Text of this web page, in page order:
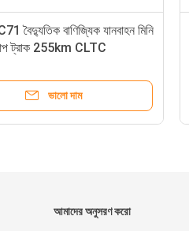
বৈদ্যুতিক বাণিজ্যিক যানবাহন মিনি
ট্রাক 255km CLTC
ভালো দাম
আমাদের অনুসরণ করো